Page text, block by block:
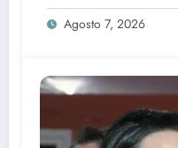
Agosto 7, 2026